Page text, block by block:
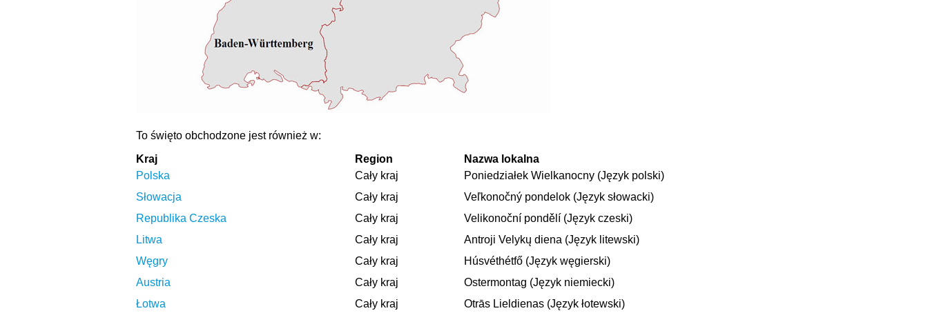
To święto obchodzone jest również w:
Kraj
Region
Nazwa lokalna
Polska
Cały kraj
Poniedziałek Wielkanocny (Język polski)
Słowacja
Cały kraj
Veľkonočný pondelok (Język słowacki)
Republika Czeska
Cały kraj
Velikonoční pondělí (Język czeski)
Litwa
Cały kraj
Antroji Velykų diena (Język litewski)
Węgry
Cały kraj
Húsvéthétfő (Język węgierski)
Austria
Cały kraj
Ostermontag (Język niemiecki)
Łotwa
Cały kraj
Otrās Lieldienas (Język łotewski)